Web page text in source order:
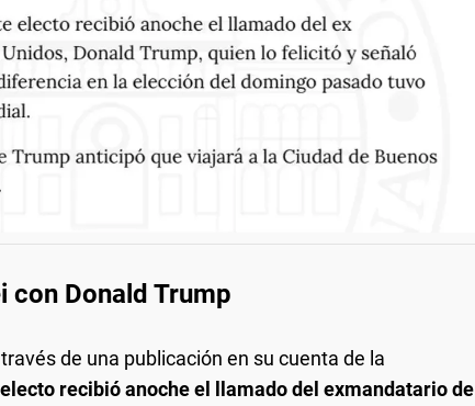
con Donald Trump
de una publicación en su cuenta de la
recibió anoche el llamado del exmandatario de